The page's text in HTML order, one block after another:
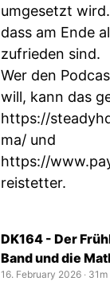
umgesetzt
dass am Ende
zufrieden sind.
Wer den
will, kann das
https://
ma/ und
https://
reistetter.
DK164 - Der
Band und die
16. February 2026 ‧ 31m